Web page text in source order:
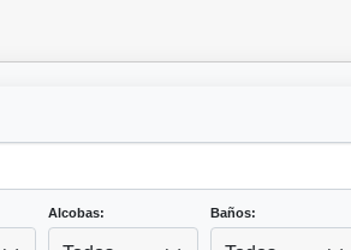
Alcobas: Baños: